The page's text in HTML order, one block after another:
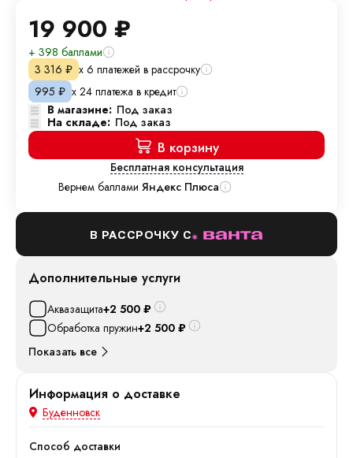
19 900 ₽
+ 398 баллами
3 316 ₽ х 6 платежей в рассрочку
995 ₽ х 24 платежа в кредит
В магазине: Под заказ
На складе: Под заказ
В корзину
Бесплатная консультация
Вернем баллами Яндекс Плюса
В РАССРОЧКУ С
Дополнительные услуги
Аквазащита+2 500 ₽
Обработка пружин+2 500 ₽
Показать все
Информация о доставке
Буденновск
Способ доставки